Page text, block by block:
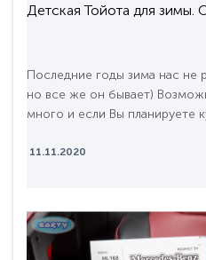
Детская Тойота для зимы.
Последние годы зима нас не
но все же он бывает)
много и если Вы планируете
это лучший
модели Тундры от бренда
ценой, размерами и
позн..
11.11.2020